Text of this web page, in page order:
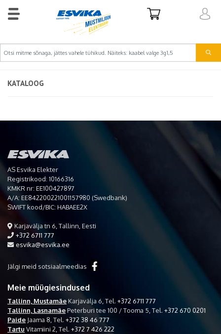
KATALOOG
AS Esvika Elekter
Registrikood: 10166316
KMKR nr: EE100427897
A/A: EE842200221001157980 (Swedbank)
SWIFT kood/BIC: HABAEE2X
Karjavälja tn 6, Tallinn, Eesti
+372 6711 777
esvika@esvika.ee
Jälgi meid sotsiaalmeedias
Meie müügiesindused
Tallinn, MustamäeKarjavälja 6, Tel. +372 6711 777
Tallinn, LasnamäePeterburi tee 100 / Tooma 5, Tel. +372 670 0201
Paide Jaama 8, Tel. +372 38 46 777
Tartu Vitamiini 2, Tel. +372 7 426 222